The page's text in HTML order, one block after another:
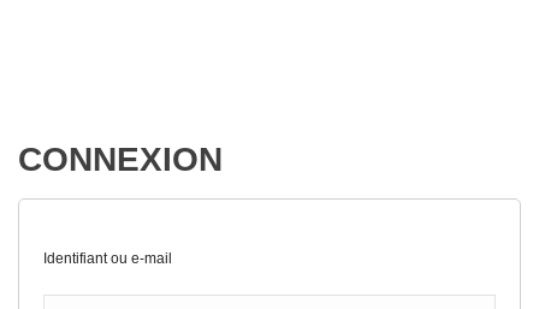
CONNEXION
Identifiant ou e-mail